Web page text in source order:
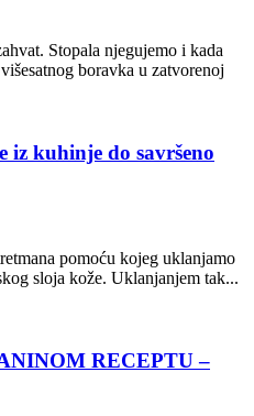
Stopala njegujemo i kada
boravka u zatvorenoj
iz kuhinje do savršeno
pomoću kojeg uklanjamo
sloja kože. Uklanjanjem tak...
RECEPTU –